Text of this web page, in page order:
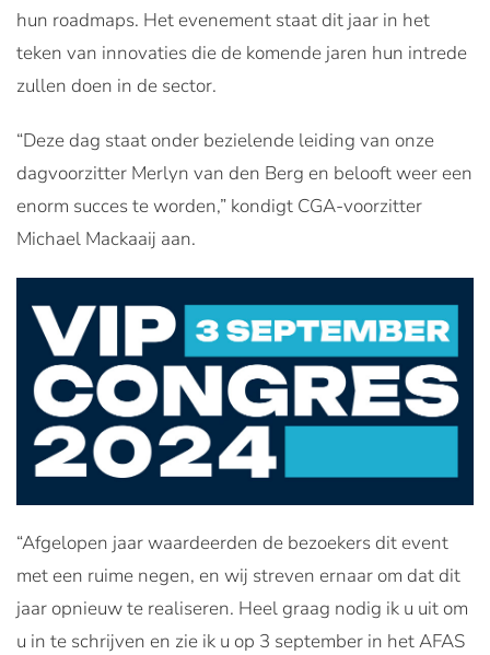
hun roadmaps. Het evenement staat dit jaar in het
teken van innovaties die de komende jaren hun intrede
zullen doen in de sector.
“Deze dag staat onder bezielende leiding van onze
dagvoorzitter Merlyn van den Berg en belooft weer een
enorm succes te worden,” kondigt CGA-voorzitter
Michael Mackaaij aan.
“Afgelopen jaar waardeerden de bezoekers dit event
met een ruime negen, en wij streven ernaar om dat dit
jaar opnieuw te realiseren. Heel graag nodig ik u uit om
u in te schrijven en zie ik u op 3 september in het AFAS